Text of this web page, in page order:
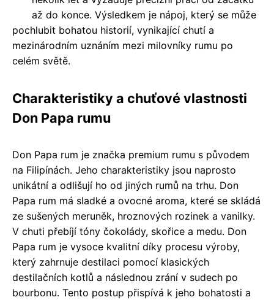
až do konce. Výsledkem je nápoj, který se může
pochlubit bohatou historií, vynikající chutí a
mezinárodním uznáním mezi milovníky rumu po
celém světě.
Charakteristiky a chuťové vlastnosti
Don Papa rumu
Don Papa rum je značka premium rumu s původem
na Filipínách. Jeho charakteristiky jsou naprosto
unikátní a odlišují ho od jiných rumů na trhu. Don
Papa rum má sladké a ovocné aroma, které se skládá
ze sušených meruněk, hroznových rozinek a vanilky.
V chuti přebíjí tóny čokolády, skořice a medu. Don
Papa rum je vysoce kvalitní díky procesu výroby,
který zahrnuje destilaci pomocí klasických
destilačních kotlů a následnou zrání v sudech po
bourbonu. Tento postup přispívá k jeho bohatosti a